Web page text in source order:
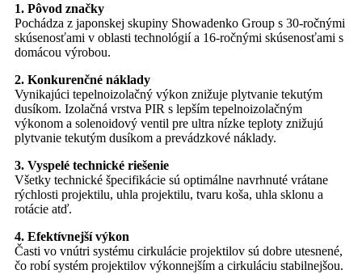
1. Pôvod značky
Pochádza z japonskej skupiny Showadenko Group s 30-ročnými
skúsenosťami v oblasti technológií a 16-ročnými skúsenosťami s
domácou výrobou.
2. Konkurenčné náklady
Vynikajúci tepelnoizolačný výkon znižuje plytvanie tekutým
dusíkom. Izolačná vrstva PIR s lepším tepelnoizolačným
výkonom a solenoidový ventil pre ultra nízke teploty znižujú
plytvanie tekutým dusíkom a prevádzkové náklady.
3. Vyspelé technické riešenie
Všetky technické špecifikácie sú optimálne navrhnuté vrátane
rýchlosti projektilu, uhla projektilu, tvaru koša, uhla sklonu a
rotácie atď.
4. Efektívnejší výkon
Časti vo vnútri systému cirkulácie projektilov sú dobre utesnené,
čo robí systém projektilov výkonnejším a cirkuláciu stabilnejšou.